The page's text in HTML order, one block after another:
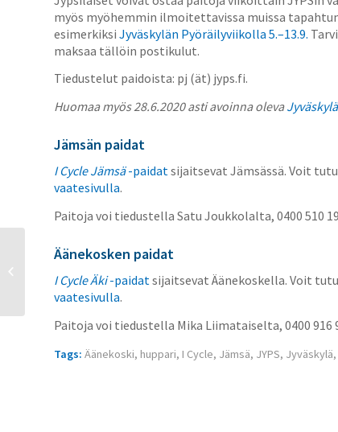
myös myöhemmin ilmoitettavissa muissa
esimerkiksi Jyväskylän Pyöräilyviikolla 5.–13.9.
maksaa tällöin postikulut.
Tiedustelut paidoista: pj (ät) jyps.fi.
Huomaa myös 28.6.2020 asti avoinna oleva
Jämsän paidat
I Cycle Jämsä-paidatsijaitsevat Jämsässä. Voit
vaatesivulla.
Paitoja voi tiedustella Satu Joukkolalta, 0400 510
Äänekosken paidat
I Cycle Äki-paidatsijaitsevat Äänekoskella. Voit
vaatesivulla.
Paitoja voi tiedustella Mika Liimataiselta, 0400
Tags: Äänekoski, huppari, I Cycle, Jämsä, JYPS, Jyväskylä,
Pyöräilyn ohjaamisen
startti ke 1.7.2020